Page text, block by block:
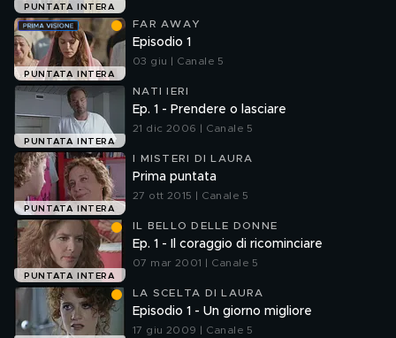
PUNTATA INTERA
PUNTATA INTERA
FAR AWAY
Episodio 1
03 giu | Canale 5
PUNTATA INTERA
NATI IERI
Ep. 1 - Prendere o lasciare
21 dic 2006 | Canale 5
PUNTATA INTERA
I MISTERI DI LAURA
Prima puntata
27 ott 2015 | Canale 5
PUNTATA INTERA
IL BELLO DELLE DONNE
Ep. 1 - Il coraggio di ricominciare
07 mar 2001 | Canale 5
LA SCELTA DI LAURA
Episodio 1 - Un giorno migliore
17 giu 2009 | Canale 5